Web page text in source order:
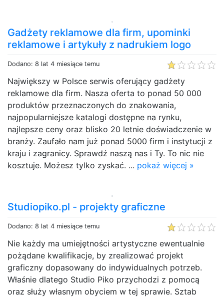
Gadżety reklamowe dla firm, upominki
reklamowe i artykuły z nadrukiem logo
Dodano: 8 lat 4 miesiące temu
Największy w Polsce serwis oferujący gadżety
reklamowe dla firm. Nasza oferta to ponad 50 000
produktów przeznaczonych do znakowania,
najpopularniejsze katalogi dostępne na rynku,
najlepsze ceny oraz blisko 20 letnie doświadczenie w
branży. Zaufało nam już ponad 5000 firm i instytucji z
kraju i zagranicy. Sprawdź naszą nas i Ty. To nic nie
kosztuje. Możesz tylko zyskać. ... pokaż więcej »
Studiopiko.pl - projekty graficzne
Dodano: 8 lat 4 miesiące temu
Nie każdy ma umiejętności artystyczne ewentualnie
pożądane kwalifikacje, by zrealizować projekt
graficzny dopasowany do indywidualnych potrzeb.
Właśnie dlatego Studio Piko przychodzi z pomocą
oraz służy własnym obyciem w tej sprawie. Sztab